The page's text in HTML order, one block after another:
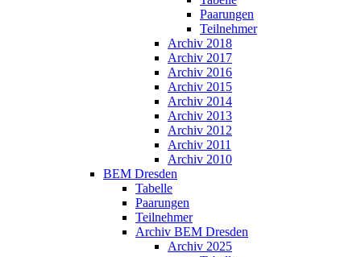
Paarungen
Teilnehmer
Archiv 2018
Archiv 2017
Archiv 2016
Archiv 2015
Archiv 2014
Archiv 2013
Archiv 2012
Archiv 2011
Archiv 2010
BEM Dresden
Tabelle
Paarungen
Teilnehmer
Archiv BEM Dresden
Archiv 2025